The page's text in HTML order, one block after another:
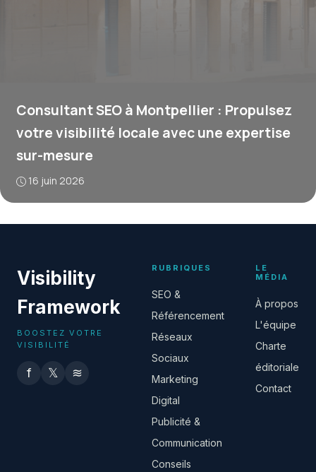
Consultant SEO à Montpellier : Propulsez
votre visibilité locale avec une expertise
sur-mesure
16 juin 2026
Visibility
Framework
BOOSTEZ VOTRE
VISIBILITÉ
f 𝕏 ≋
RUBRIQUES
SEO &
Référencement
Réseaux
Sociaux
Marketing
Digital
Publicité &
Communication
Conseils
LE
MÉDIA
À propos
L'équipe
Charte
éditoriale
Contact